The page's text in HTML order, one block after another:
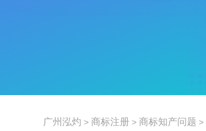
广州泓灼 > 商标注册 > 商标知产问题 >